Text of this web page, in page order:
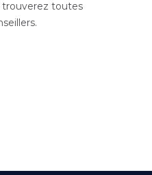
trouverez toutes